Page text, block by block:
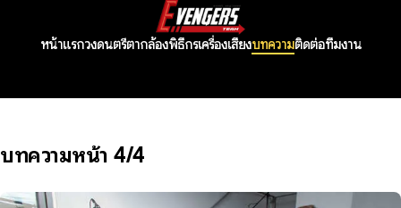
หน้าแรกวงดนตรีตากล้องพิธีกรเครื่องเสียงบทความติดต่อทีมงาน
บทความหน้า 4/4